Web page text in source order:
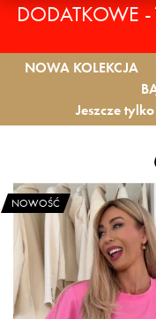
DODATKOWE
NOWA KOLEKCJA
Jeszcze tylko
NOWOŚĆ